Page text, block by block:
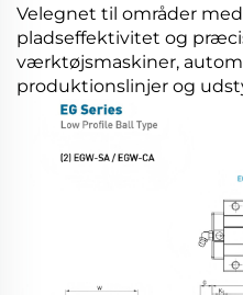
Velegnet til områder
pladseffektivitet og
værktøjsmaskiner,
produktionslinjer og